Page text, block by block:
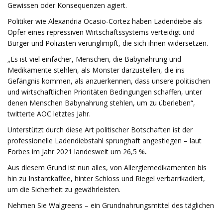
Gewissen oder Konsequenzen agiert.
Politiker wie Alexandria Ocasio-Cortez haben Ladendiebe als
Opfer eines repressiven Wirtschaftssystems verteidigt und
Bürger und Polizisten verunglimpft, die sich ihnen widersetzen.
„Es ist viel einfacher, Menschen, die Babynahrung und
Medikamente stehlen, als Monster darzustellen, die ins
Gefängnis kommen, als anzuerkennen, dass unsere politischen
und wirtschaftlichen Prioritäten Bedingungen schaffen, unter
denen Menschen Babynahrung stehlen, um zu überleben“,
twitterte AOC letztes Jahr.
Unterstützt durch diese Art politischer Botschaften ist der
professionelle Ladendiebstahl sprunghaft angestiegen – laut
Forbes im Jahr 2021 landesweit um 26,5 %.
Aus diesem Grund ist nun alles, von Allergiemedikamenten bis
hin zu Instantkaffee, hinter Schloss und Riegel verbarrikadiert,
um die Sicherheit zu gewährleisten.
Nehmen Sie Walgreens – ein Grundnahrungsmittel des täglichen